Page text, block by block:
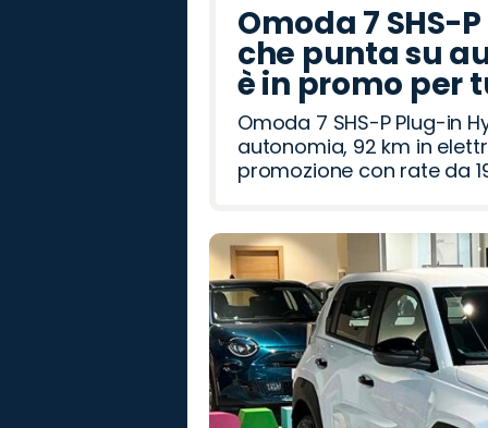
Omoda 7 SHS-
che punta su
è in promo per
Omoda 7 SHS-P Plug-in
autonomia, 92 km in
promozione con rate da